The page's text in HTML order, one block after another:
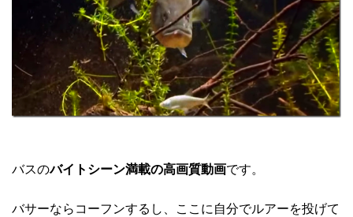
バスのバイトシーン満載の高画質動画です。
バサーならコーフンするし、ここに自分でルアーを投げて